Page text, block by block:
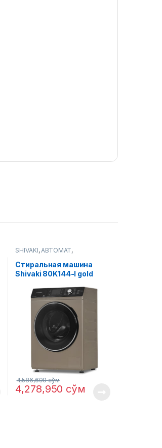
SHIVAKI,АВТОМАТ,
Стиральная машина
Shivaki 80K144-I gold
4,278,950 сўм
4,586,690сўм